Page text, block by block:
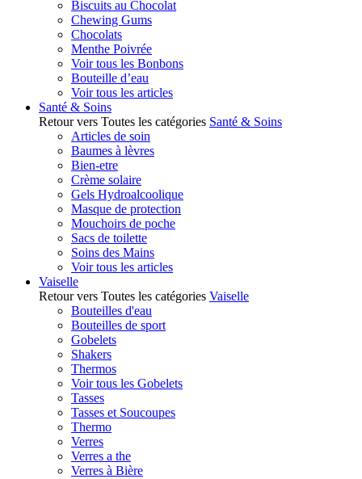
Biscuits au Chocolat
Chewing Gums
Chocolats
Menthe Poivrée
Voir tous les Bonbons
Bouteille d’eau
Voir tous les articles
Santé & Soins
Retour vers Toutes les catégories Santé & Soins
Articles de soin
Baumes à lèvres
Bien-etre
Crème solaire
Gels Hydroalcoolique
Masque de protection
Mouchoirs de poche
Sacs de toilette
Soins des Mains
Voir tous les articles
Vaiselle
Retour vers Toutes les catégories Vaiselle
Bouteilles d'eau
Bouteilles de sport
Gobelets
Shakers
Thermos
Voir tous les Gobelets
Tasses
Tasses et Soucoupes
Thermo
Verres
Verres a the
Verres à Bière